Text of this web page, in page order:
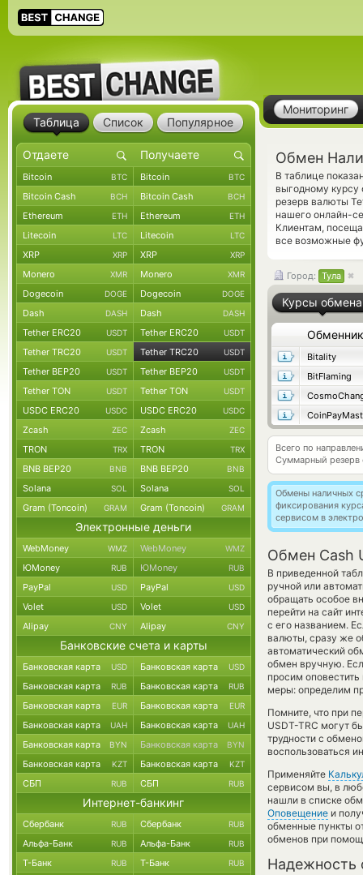
Мониторинг
Обмен
В таблице
выгодному
резерв валюты
нашего онлайн-
Клиентам,
все возможные
Город: Тула
Курсы обмена
Обменник
Bitality
BitFlaming
Всего по
Суммарный резерв
Обмены наличных
фиксирования
сервисом в
Обмен Cash
В приведенной
ручной или
обращать особое
перейти на сайт
с его названием.
валюты, сразу же
автоматический
обмен вручную.
просим
меры: определим
Помните, что при
USDT-TRC могут
трудности с
воспользоваться
Применяйте
сервисом вы, в
нашли в списке
Оповещение и
обменные пункты
обменов при
Надежность
Таблица Список Популярное
Bitcoin BTC Bitcoin BTC
Bitcoin Cash BCH Bitcoin Cash BCH
Ethereum ETH Ethereum ETH
Litecoin LTC Litecoin LTC
XRP XRP XRP XRP
Monero XMR Monero XMR
Dogecoin DOGE Dogecoin DOGE
Dash DASH Dash DASH
Tether ERC20 USDT Tether ERC20 USDT
Tether TRC20 USDT Tether TRC20 USDT
Tether BEP20 USDT Tether BEP20 USDT
Tether TON USDT Tether TON USDT
USDC ERC20 USDC USDC ERC20 USDC
Zcash ZEC Zcash ZEC
TRON TRX TRON TRX
BNB BEP20 BNB BNB BEP20 BNB
Solana SOL Solana SOL
Gram (Toncoin) GRAM Gram (Toncoin) GRAM
Электронные деньги
WebMoney WMZ WebMoney WMZ
ЮMoney RUB ЮMoney RUB
PayPal USD PayPal USD
Volet USD Volet USD
Alipay CNY Alipay CNY
Банковские счета и карты
Банковская карта USD Банковская карта USD
Банковская карта RUB Банковская карта RUB
Банковская карта EUR Банковская карта EUR
Банковская карта UAH Банковская карта UAH
Банковская карта BYN Банковская карта BYN
Банковская карта KZT Банковская карта KZT
СБП RUB СБП RUB
Интернет-банкинг
Сбербанк RUB Сбербанк RUB
Альфа-Банк RUB Альфа-Банк RUB
Т-Банк RUB Т-Банк RUB